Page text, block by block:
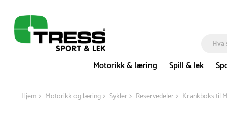
Motorikk & læring
Spill & lek
Hjem Motorikk og læring Sykler Reservedeler Krankboks til